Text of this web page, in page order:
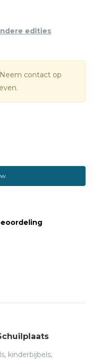
edities
contact op
kinderbijbels,